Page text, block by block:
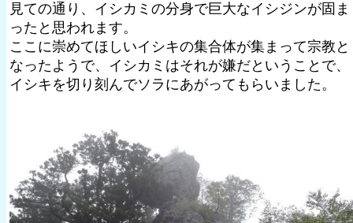
見ての通り、イシカミの分身で巨大なイシジンが固ま
ったと思われます。
ここに崇めてほしいイシキの集合体が集まって宗教と
なったようで、イシカミはそれが嫌だということで、
イシキを切り刻んでソラにあがってもらいました。